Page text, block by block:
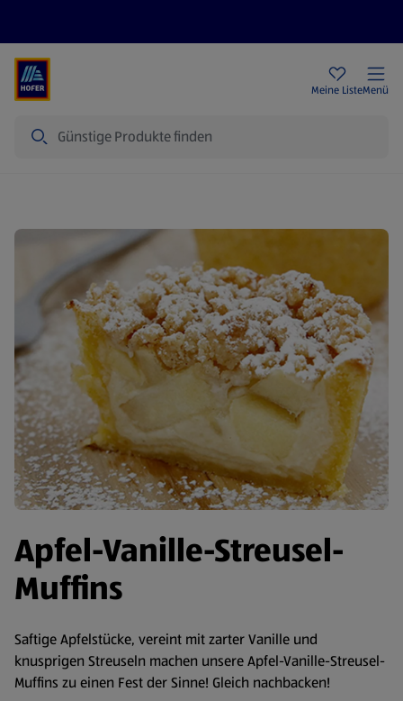
Meine ListeMenü
Apfel-Vanille-Streusel-
Muffins
Saftige Apfelstücke, vereint mit zarter Vanille und
knusprigen Streuseln machen unsere Apfel-Vanille-Streusel-
Muffins zu einen Fest der Sinne! Gleich nachbacken!